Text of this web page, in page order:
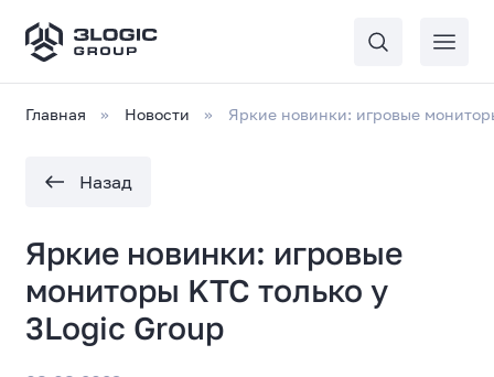
Главная Новости Яркие новинки: игровые
Назад
Яркие новинки: игровые
мониторы KTC только у
3Logic Group